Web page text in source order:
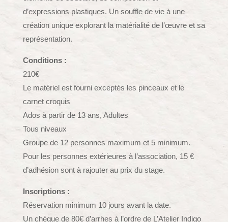
d’expressions plastiques. Un souffle de vie à une
création unique explorant la matérialité de l’œuvre et sa
représentation.
Conditions :
210€
Le matériel est fourni exceptés les pinceaux et le
carnet croquis
Ados à partir de 13 ans, Adultes
Tous niveaux
Groupe de 12 personnes maximum et 5 minimum.
Pour les personnes extérieures à l’association, 15 €
d’adhésion sont à rajouter au prix du stage.
Inscriptions :
Réservation minimum 10 jours avant la date.
Un chèque de 80€ d’arrhes à l’ordre de L’Atelier Indigo